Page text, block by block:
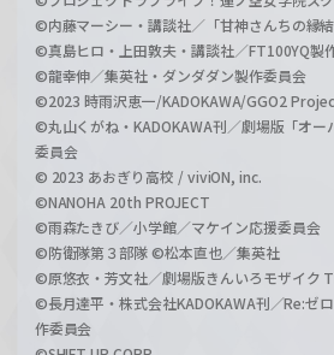
©内藤マーシー・講談社／「甘神さんちの縁
©真島ヒロ・上田敦夫・講談社／FT100YQ製
©龍幸伸／集英社・ダンダダン製作委員会
©2023 時雨沢恵一/KADOKAWA/GGO2
©丸山くがね・KADOKAWA刊／劇場版「オ
委員会
© 2023 あおぎり高校 / viviON, inc.
©NANOHA 20th PROJECT
©雨森たきび／小学館／マケイン応援委員会
©防衛隊第３部隊 ©松本直也／集英社
©原悠衣・芳文社／劇場版きんいろモザイク
©長月達平・株式会社KADOKAWA刊／Re:ゼ
作委員会